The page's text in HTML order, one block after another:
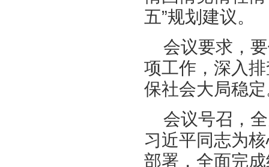
五”规划建议。
会议要求，
项工作，深入
保社会大局稳
会议号召，
习近平同志为
部署，全面完